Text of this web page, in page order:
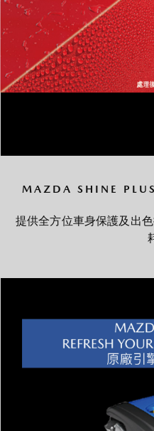
MAZDA SHINE
提供全方位車身保護及出